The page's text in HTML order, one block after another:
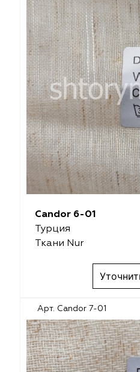
Candor 6-01
Турция
Ткани Nur
Арт. Candor 7-01